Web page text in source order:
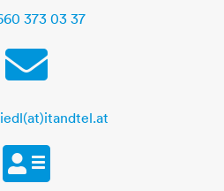
373 03 37
E-Mail
vCard